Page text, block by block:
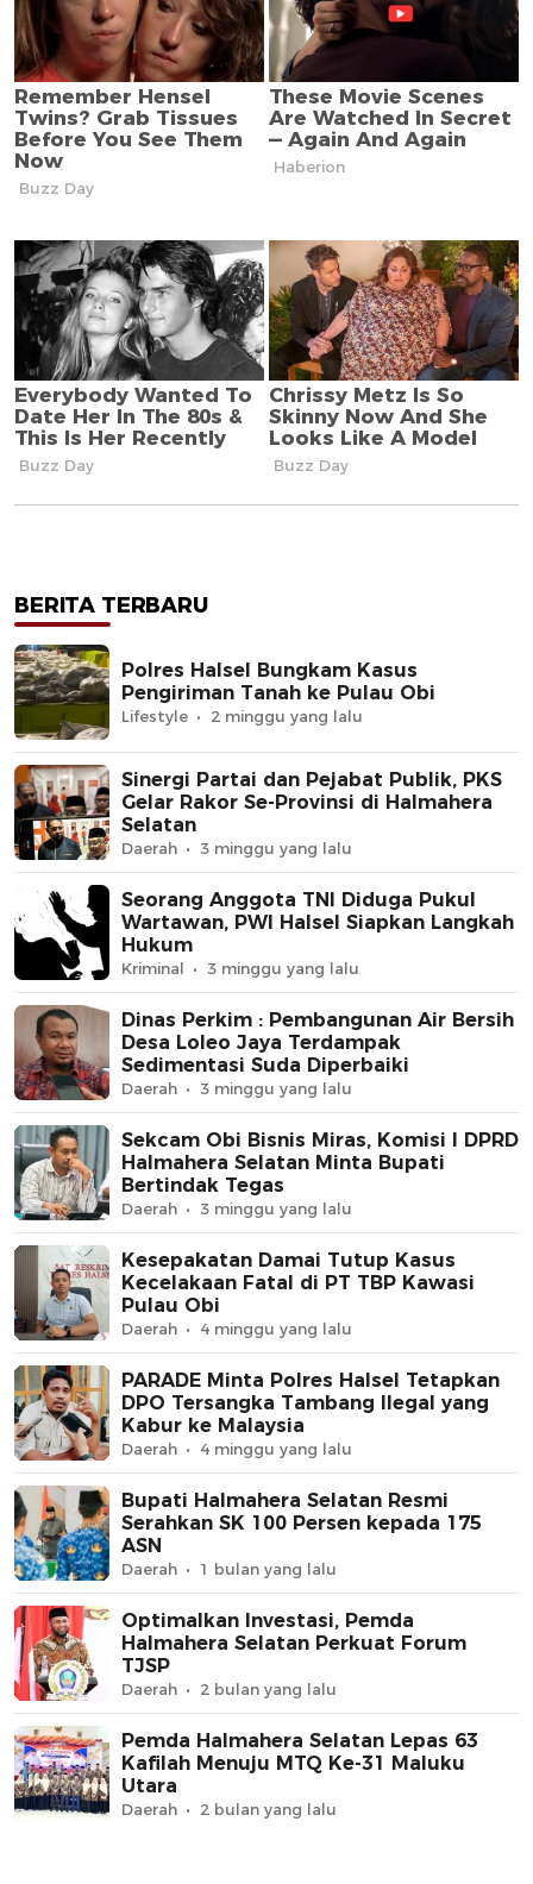
BERITA TERBARU
Polres Halsel Bungkam Kasus
Pengiriman Tanah ke Pulau Obi
Lifestyle 2 minggu yang lalu
Sinergi Partai dan Pejabat Publik, PKS
Gelar Rakor Se-Provinsi di Halmahera
Selatan
Daerah 3 minggu yang lalu
Seorang Anggota TNI Diduga Pukul
Wartawan, PWI Halsel Siapkan Langkah
Hukum
Kriminal 3 minggu yang lalu
Dinas Perkim : Pembangunan Air Bersih
Desa Loleo Jaya Terdampak
Sedimentasi Suda Diperbaiki
Daerah 3 minggu yang lalu
Sekcam Obi Bisnis Miras, Komisi I DPRD
Halmahera Selatan Minta Bupati
Bertindak Tegas
Daerah 3 minggu yang lalu
Kesepakatan Damai Tutup Kasus
Kecelakaan Fatal di PT TBP Kawasi
Pulau Obi
Daerah 4 minggu yang lalu
PARADE Minta Polres Halsel Tetapkan
DPO Tersangka Tambang Ilegal yang
Kabur ke Malaysia
Daerah 4 minggu yang lalu
Bupati Halmahera Selatan Resmi
Serahkan SK 100 Persen kepada 175
ASN
Daerah 1 bulan yang lalu
Optimalkan Investasi, Pemda
Halmahera Selatan Perkuat Forum
TJSP
Daerah 2 bulan yang lalu
Pemda Halmahera Selatan Lepas 63
Kafilah Menuju MTQ Ke-31 Maluku
Utara
Daerah 2 bulan yang lalu